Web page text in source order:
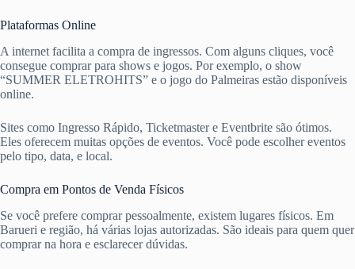
Plataformas Online
A internet facilita a compra de ingressos. Com alguns cliques, você
consegue comprar para shows e jogos. Por exemplo, o show
“SUMMER ELETROHITS” e o jogo do Palmeiras estão disponíveis
online.
Sites como Ingresso Rápido, Ticketmaster e Eventbrite são ótimos.
Eles oferecem muitas opções de eventos. Você pode escolher eventos
pelo tipo, data, e local.
Compra em Pontos de Venda Físicos
Se você prefere comprar pessoalmente, existem lugares físicos. Em
Barueri e região, há várias lojas autorizadas. São ideais para quem quer
comprar na hora e esclarecer dúvidas.